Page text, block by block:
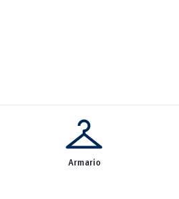
checkroom
Armario